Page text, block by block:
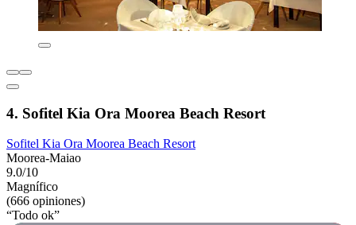
4. Sofitel Kia Ora Moorea Beach Resort
Sofitel Kia Ora Moorea Beach Resort
Moorea-Maiao
9.0/10
Magnífico
(666 opiniones)
“Todo ok”